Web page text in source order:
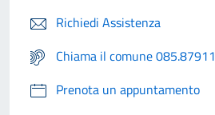
Richiedi Assistenza
Chiama il comune 085.87911
Prenota un appuntamento